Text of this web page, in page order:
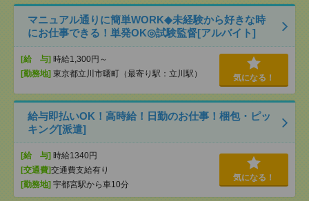
マニュアル通りに簡単WORK◆未経験から好きな時
にお仕事できる！単発OK◎試験監督[アルバイト]
[給 与] 時給1,300円～
[勤務地] 東京都立川市曙町（最寄り駅：立川駅） 気になる！
給与即払いOK！高時給！日勤のお仕事！梱包・ピッ
キング[派遣]
[給 与] 時給1340円
[交通費]交通費支給有り
[勤務地] 宇都宮駅から車10分
気になる！